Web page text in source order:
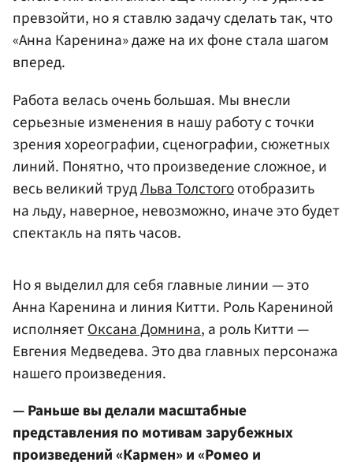
превзойти, но я ставлю задачу сделать так, что
«Анна Каренина» даже на их фоне стала шагом
вперед.
Работа велась очень большая. Мы внесли
серьезные изменения в нашу работу с точки
зрения хореографии, сценографии, сюжетных
линий. Понятно, что произведение сложное, и
весь великий трудЛьва Толстогоотобразить
на льду, наверное, невозможно, иначе это будет
спектакль на пять часов.
Но я выделил для себя главные линии — это
Анна Каренина и линия Китти. Роль Карениной
исполняетОксана Домнина, а роль Китти —
Евгения Медведева. Это два главных персонажа
нашего произведения.
— Раньше вы делали масштабные
представления по мотивам зарубежных
произведений «Кармен» и «Ромео и